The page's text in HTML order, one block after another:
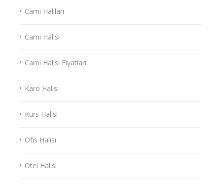
Cami Halıları
Cami Halısı
Cami Halısı Fiyatları
Karo Halısı
Kurs Halısı
Ofis Halısı
Otel Halısı